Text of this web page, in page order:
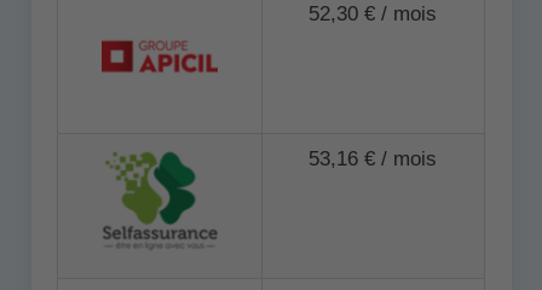
52,30 € / mois
53,16 € / mois